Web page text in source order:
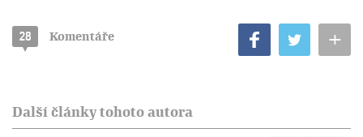
28 Komentáře +
Další články tohoto autora